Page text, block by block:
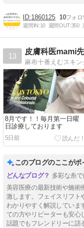
1860125 10
週間IN:10 週間OUT:350
13
皮膚科医mami
8月です！！毎月第一日曜
日診療しております
5日前
このブログのここがポ
多彩な糸
美容医療の最新技術や施術
激します。フェイスリフト
わかりやすく解説していま
ての方やリピーターも安心
話題でもフレンドリーに語